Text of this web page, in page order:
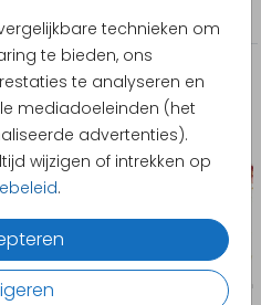
technieken om
te bieden, ons
te analyseren en
mediadoeleinden (het
advertenties).
wijzigen of intrekken op
.
Save the